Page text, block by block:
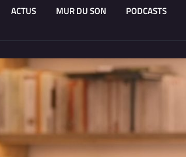
ACTUS MUR DU SON PODCASTS